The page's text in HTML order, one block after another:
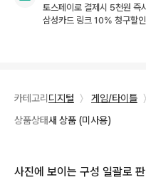
토스페이로 결제시 5천원 즉
삼성카드 링크 10% 청구할인
카테고리 디지털 〉 게임/타이틀 〉
상품상태새 상품 (미사용)
사진에 보이는 구성 일괄로